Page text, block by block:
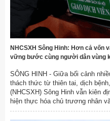
NHCSXH Sông Hinh: Hơn cả vốn
vững bước cùng người dân vùng
SÔNG HINH - Giữa bối cảnh
thách thức từ thiên tai, dịch
(NHCSXH) Sông Hinh vẫn kiên
hiện thực hóa chủ trương nhân